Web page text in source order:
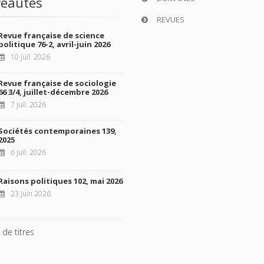
française de science
76-2, avril-juin 2026
10 juil. 2026
française de sociologie
3/4, juillet-décembre 2026
7 juil. 2026
contemporaines 139,
6 juil. 2026
politiques 102, mai 2026
23 juin 2026
titres
REVUES